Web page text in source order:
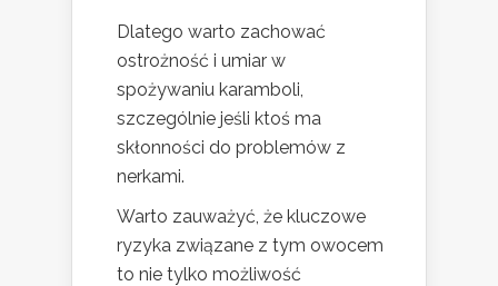
Dlatego warto zachować
ostrożność i umiar w
spożywaniu karamboli,
szczególnie jeśli ktoś ma
skłonności do problemów z
nerkami.
Warto zauważyć, że kluczowe
ryzyka związane z tym owocem
to nie tylko możliwość